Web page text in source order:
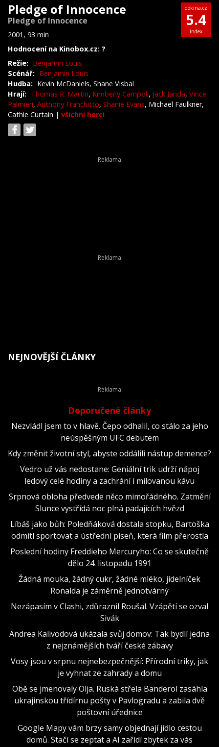
Pledge of Innocence
Pledge of Innocence
2001, 93 min
Hodnocení na Kinobox.cz: ?
dokina.cz
5.4
index
Režie: Benjamin Louis
Scénář: Benjamin Louis
Hudba: Kevin McDaniels, Shane Visbal
Hrají: Thomas R. Martin, Kimberly Campoli, Jack Janda, Vince
Palmieri, Anthony Franchitto, Shanie Evans, Michael Faulkner,
Cathie Curtain | všichni herci
NEJNOVĚJŠÍ ČLÁNKY
Doporučené články
Nezvládl jsem to v hlavě. Čepo odhalil, co stálo za jeho
neúspěšným UFC debutem
Kdy změnit životní styl, abyste oddálili nástup demence?
Vedro už vás nedostane: Geniální trik udrží nápoj
ledový celé hodiny a zachrání i milovanou kávu
Srpnová obloha předvede něco mimořádného. Zatmění
Slunce vystřídá noc plná padajících hvězd
Líbáš jako bůh: Poledňáková dostala stopku, Bartoška
odmítl sportovat a ústřední píseň, která film přerostla
Poslední hodiny Freddieho Mercuryho: Co se skutečně
dělo 24. listopadu 1991
Žádná mouka, žádný cukr, žádné mléko, jídelníček
Ronalda je záměrně jednotvárný
Nezápasím v Clashi, zdůraznil Roušal. Vzápětí se ozval
Sivák
Andrea Kalivodová ukázala svůj domov: Tak bydlí jedna
z nejznámějších tváří české zábavy
Vosy jsou v srpnu nejnebezpečnější: Přírodní triky, jak
je vyhnat ze zahrady a domu
Obě se jmenovaly Olja. Ruská střela Banderol zasáhla
ukrajinskou třídírnu pošty v Pavlogradu a zabila dvě
poštovní úřednice
Google Mapy vám brzy samy objednají jídlo cestou
domů. Stačí se zeptat a AI zařídí zbytek za vás